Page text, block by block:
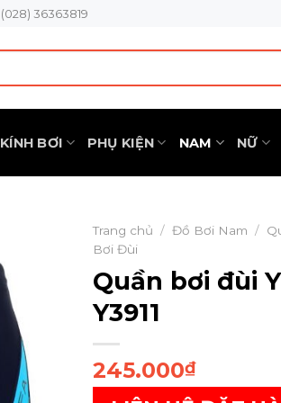
(028) 36363819
KÍNH BƠI PHỤ KIỆN NAM NỮ
Trang chủ / Đồ Bơi Nam /
Bơi Đùi
Quần bơi đùi
Y3911
245.000₫